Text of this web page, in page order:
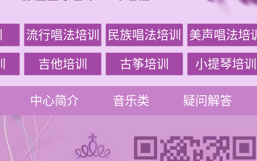
流行唱法培训 民族唱法培训 美声唱法培训
吉他培训 古筝培训 小提琴培训
中心简介 音乐类 疑问解答